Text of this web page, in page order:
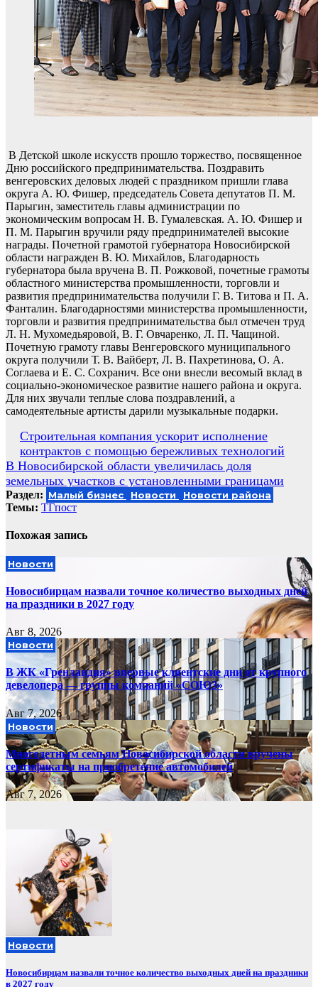
В Детской школе искусств прошло торжество, посвященное
Дню российского предпринимательства. Поздравить
венгеровских деловых людей с праздником пришли глава
округа А. Ю. Фишер, председатель Совета депутатов П. М.
Парыгин, заместитель главы администрации по
экономическим вопросам Н. В. Гумалевская. А. Ю. Фишер и
П. М. Парыгин вручили ряду предпринимателей высокие
награды. Почетной грамотой губернатора Новосибирской
области награжден В. Ю. Михайлов, Благодарность
губернатора была вручена В. П. Рожковой, почетные грамоты
областного министерства промышленности, торговли и
развития предпринимательства получили Г. В. Титова и П. А.
Фанталин. Благодарностями министерства промышленности,
торговли и развития предпринимательства был отмечен труд
Л. Н. Мухомедьяровой, В. Г. Овчаренко, Л. П. Чащиной.
Почетную грамоту главы Венгеровского муниципального
округа получили Т. В. Вайберт, Л. В. Пахретинова, О. А.
Соглаева и Е. С. Сохранич. Все они внесли весомый вклад в
социально-экономическое развитие нашего района и округа.
Для них звучали теплые слова поздравлений, а
самодеятельные артисты дарили музыкальные подарки.
Навигация
по
записям
Строительная компания ускорит исполнение
контрактов с помощью бережливых технологий
В Новосибирской области увеличилась доля
земельных участков с установленными границами
Раздел: Малый бизнес Новости Новости района
Темы: ТГпост
Похожая запись
Новости
Новосибирцам назвали точное количество выходных дней
на праздники в 2027 году
Авг 8, 2026
Новости
В ЖК «Гренландия» впервые клиентские дни от крупного
девелопера — группы компаний «СОЮЗ»
Авг 7, 2026
Новости
Многодетным семьям Новосибирской области вручены
сертификаты на приобретение автомобилей
Авг 7, 2026
Новости
Новосибирцам назвали точное количество выходных дней на праздники
в 2027 году